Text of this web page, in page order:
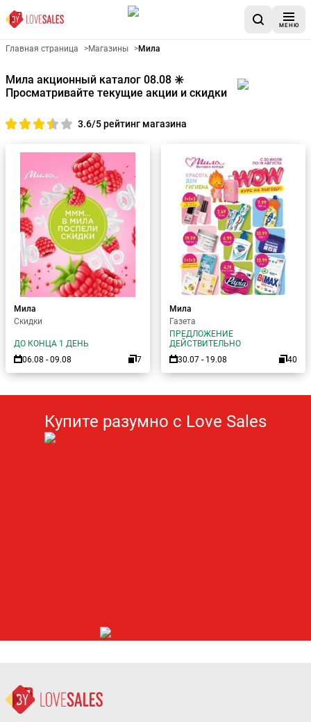
МЕНЮ
Главная страница >Магазины >Мила
Мила акционный каталог 08.08 ✳️
Просматривайте текущие акции и скидки
3.6/5 рейтинг магазина
Мила
Скидки
ДО КОНЦА 1 ДЕНЬ
06.08 - 09.08
7
Мила
Газета
ПРЕДЛОЖЕНИЕ
ДЕЙСТВИТЕЛЬНО
30.07 - 19.08
40
Купите разумно с Love Sales